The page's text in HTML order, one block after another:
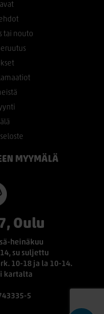
tai nouto
MYYMÄLÄ
Oulu
heinäkuu
su suljettu
10-18 ja la 10-14.
kartalta
5